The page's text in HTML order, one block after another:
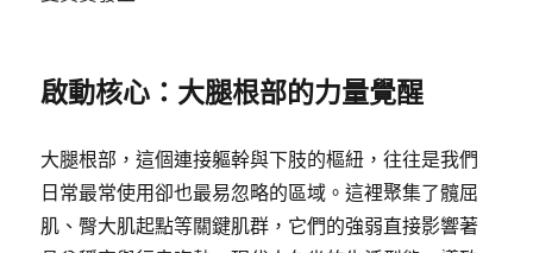
啟動核心：大腿根部的力量覺醒
大腿根部，這個連接軀幹與下肢的樞紐，往往是我們
日常最常使用卻也最易忽略的區域。這裡聚集了髖屈
肌、臀大肌起點等關鍵肌群，它們的強弱直接影響著